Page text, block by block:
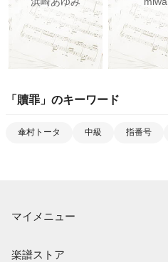
「 贖罪 」のキーワード
傘村トータ 中級 指番号
マイメニュー
楽譜ストア